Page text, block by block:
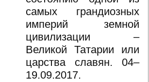
самых грандиозных
империй земной
цивилизации –
Великой Татарии или
царства славян. 04–
19.09.2017.